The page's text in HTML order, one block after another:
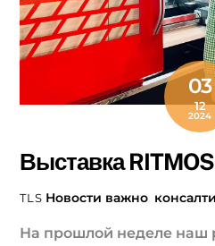
03
12
2024
Выставка
TLS Новости важно
На прошлой неделе наш